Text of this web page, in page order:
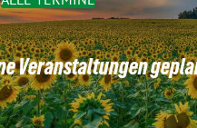
Veranstaltungen